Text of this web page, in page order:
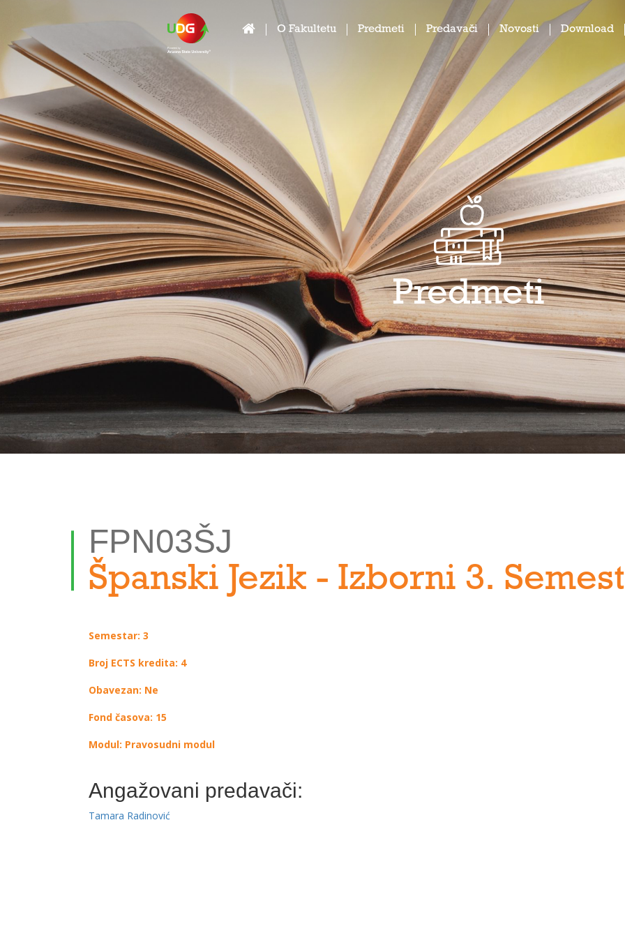
O Fakultetu Predmeti Predavači Novosti Download
Predmeti
FPN03ŠJ
Španski Jezik - Izborni 3.
Semestar: 3
Broj ECTS kredita: 4
Obavezan: Ne
Fond časova: 15
Modul: Pravosudni modul
Angažovani predavači:
Tamara Radinović